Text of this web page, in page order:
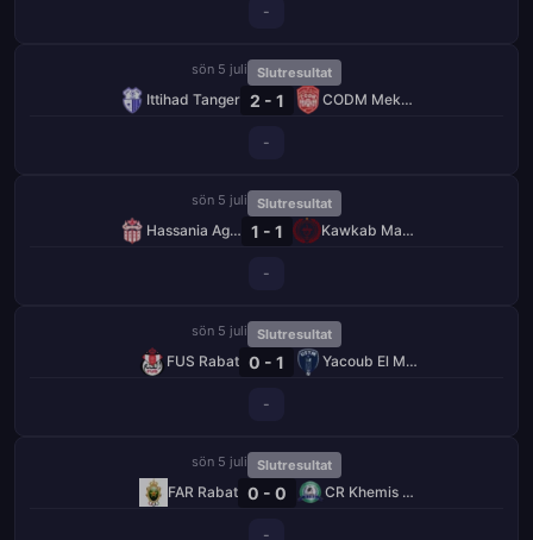
-
sön 5 juli Slutresultat
Ittihad Tanger 2 - 1 CODM Meknès
-
sön 5 juli Slutresultat
Hassania Agadir 1 - 1 Kawkab Marrakech
-
sön 5 juli Slutresultat
FUS Rabat 0 - 1 Yacoub El Mansour
-
sön 5 juli Slutresultat
FAR Rabat 0 - 0 CR Khemis Zemamra
-